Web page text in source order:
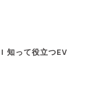
知って役立つEV